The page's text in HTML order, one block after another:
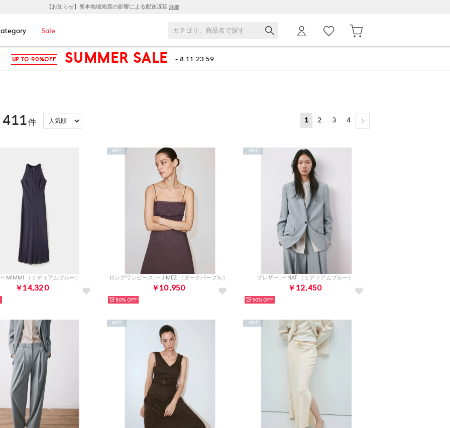
【お知らせ】熊本地域地震の影響による配送遅延 詳細
Sale
UP TO 90%OFF SUMMER SALE - 8.11 23:59
411件 1 2 3 4
MIMMI （ミディアムブルー）
￥14,320
ロングワンピース .-- JIMEZ （ダークパープル）
￥10,950
HOT
50%
ブレザー .-- NAT （ミディアムブルー）
￥12,450
HOT
50%
HOT HOT